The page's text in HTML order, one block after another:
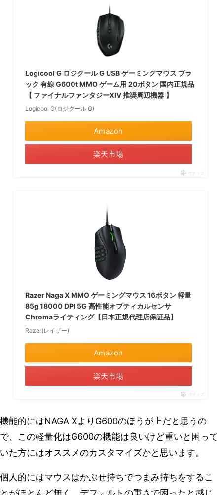
Logicool G ロジクール G USB ゲーミングマウス ブラ
ック 有線 G600t MMO ゲーム用 20ボタン 国内正規品
【 ファイナルファンタジーXIV 推奨周辺機器 】
Logicool G(ロジクール G)
Amazon
楽天市場
ポチップ
Razer Naga X MMO ゲーミングマウス 16ボタン 軽量
85g 18000 DPI 5G 高性能オプティカルセンサ
Chromaライティング【日本正規代理店保証品】
Razer(レイザー)
Amazon
楽天市場
ポチップ
機能的にはNAGA XよりG600のほうが上だと思うの
で、この軽量化はG600の機能は良いけど重いと困って
いた方にはオススメのカスタマイズかと思います。
個人的にはマウスはかぶせ持ちでつまみ持ちをするこ
とがほとんど無く、デフォルトの重さで困ったと感じ